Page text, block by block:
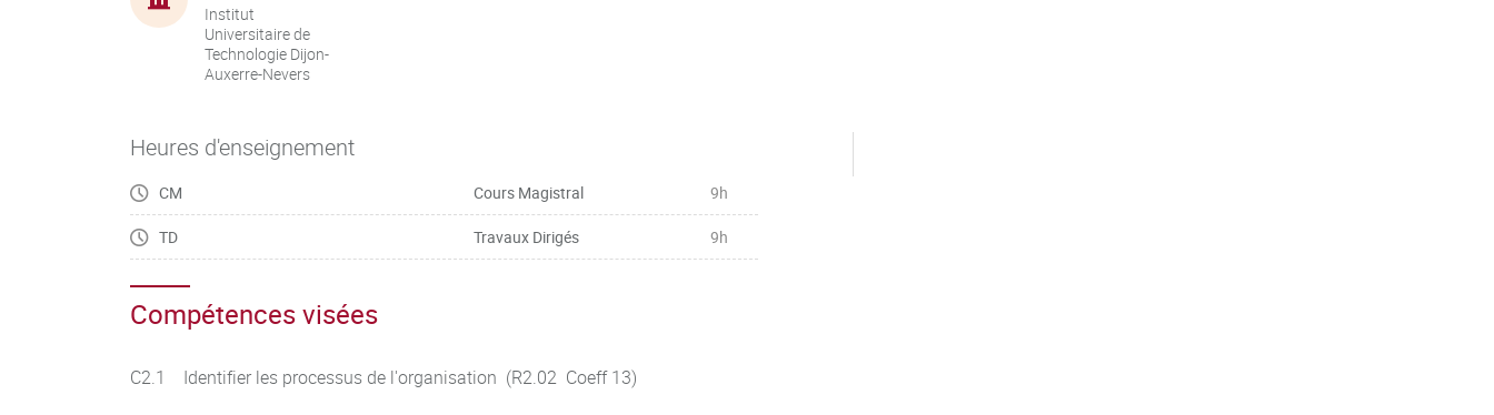
Institut
Universitaire de
Technologie Dijon-
Auxerre-Nevers
Heures d'enseignement
CM Cours Magistral 9h
TD Travaux Dirigés 9h
Compétences visées
C2.1 Identifier les processus de l'organisation (R2.02 Coeff 13)